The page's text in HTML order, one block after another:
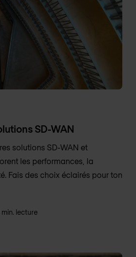
SD-WAN
solutions SD-WAN et
les performances, la
Fais des choix éclairés pour ton
min. lecture